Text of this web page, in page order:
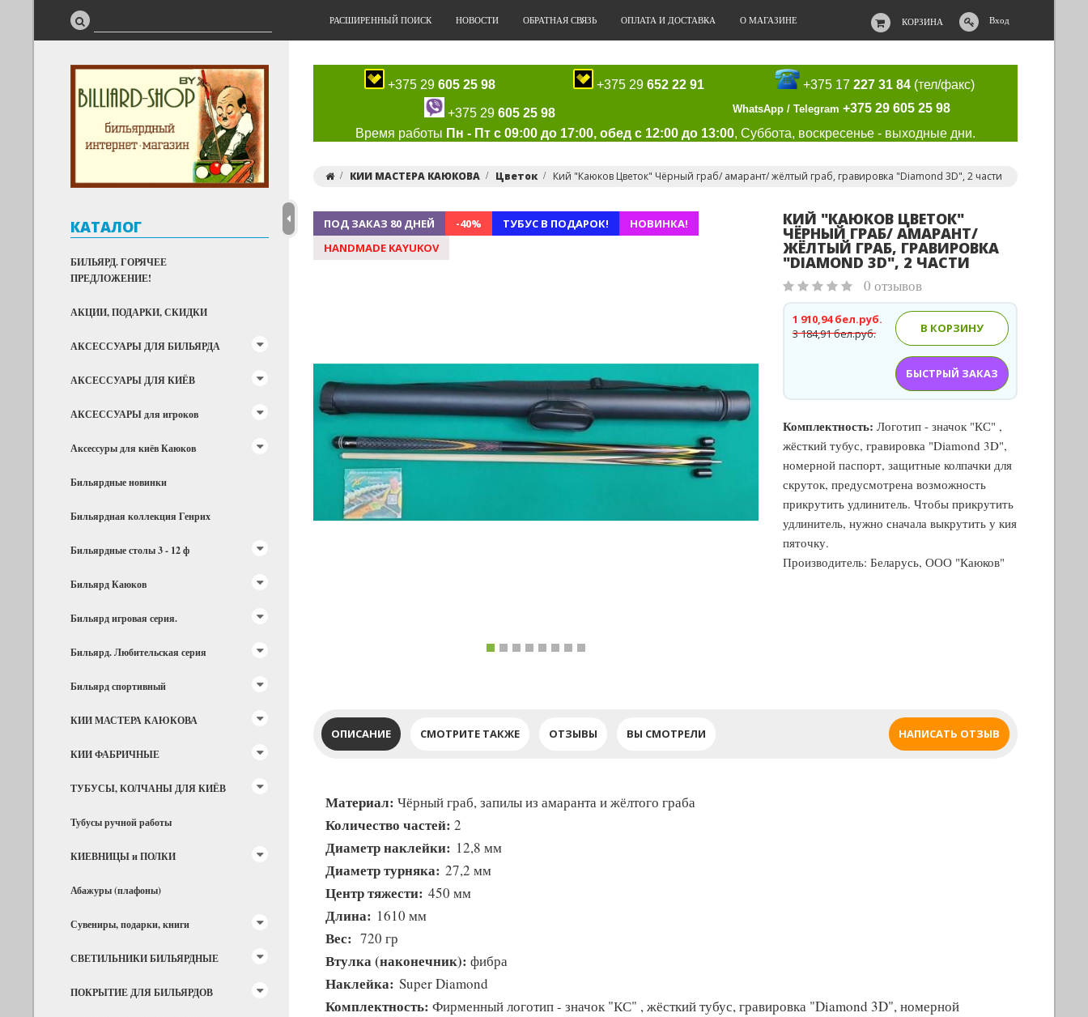
КОРЗИНА Вход
РАСШИРЕННЫЙ ПОИСК НОВОСТИ ОБРАТНАЯ СВЯЗЬ ОПЛАТА И ДОСТАВКА О МАГАЗИНЕ
КАТАЛОГ
БИЛЬЯРД. ГОРЯЧЕЕ
ПРЕДЛОЖЕНИЕ!
АКЦИИ, ПОДАРКИ, СКИДКИ
АКСЕССУАРЫ ДЛЯ БИЛЬЯРДА
АКСЕССУАРЫ ДЛЯ КИЁВ
АКСЕССУАРЫ для игроков
Аксессуры для киёв Каюков
Бильярдные новинки
Бильярдная коллекция Генрих
Бильярдные столы 3 - 12 ф
Бильярд Каюков
Бильярд игровая серия.
Бильярд. Любительская серия
Бильярд спортивный
КИИ МАСТЕРА КАЮКОВА
КИИ ФАБРИЧНЫЕ
ТУБУСЫ, КОЛЧАНЫ ДЛЯ КИЁВ
Тубусы ручной работы
КИЕВНИЦЫ и ПОЛКИ
Абажуры (плафоны)
Сувениры, подарки, книги
СВЕТИЛЬНИКИ БИЛЬЯРДНЫЕ
ПОКРЫТИЕ ДЛЯ БИЛЬЯРДОВ
+375 29 605 25 98 +375 29 652 22 91 +375 17227 31 84 (тел/факс)
+375 29 605 25 98 WhatsApp / Telegram +375 29 605 25 98
Время работы Пн - Пт с 09:00 до 17:00, обед с 12:00 до 13:00, Суббота, воскресенье - выходные дни.
КИИ МАСТЕРА КАЮКОВА Цветок Кий "Каюков Цветок" Чёрный граб/ амарант/ жёлтый граб, гравировка "Diamond 3D", 2 части
ПОД ЗАКАЗ 80 ДНЕЙ -40% ТУБУС В ПОДАРОК!
НОВИНКА!
HANDMADE KAYUKOV
КИЙ "КАЮКОВ ЦВЕТОК"
ЧЁРНЫЙ ГРАБ/ АМАРАНТ/
ЖЁЛТЫЙ ГРАБ, ГРАВИРОВКА
"DIAMOND 3D", 2 ЧАСТИ
0 отзывов
3 184,91 бел.руб.
1 910,94 бел.руб.
В КОРЗИНУ
БЫСТРЫЙ ЗАКАЗ
Комплектность: Логотип - значок "КС" ,
жёсткий тубус, гравировка "Diamond 3D",
номерной паспорт, защитные колпачки для
скруток, предусмотрена возможность
прикрутить удлинитель. Чтобы прикрутить
удлинитель, нужно сначала выкрутить у кия
пяточку.
Производитель: Беларусь, ООО "Каюков"
ОПИСАНИЕ СМОТРИТЕ ТАКЖЕ ОТЗЫВЫ НАПИСАТЬ ОТЗЫВ
ВЫ СМОТРЕЛИ
Материал: Чёрный граб, запилы из амаранта и жёлтого граба
Количество частей: 2
Диаметр наклейки: 12,8 мм
Диаметр турняка: 27,2 мм
Центр тяжести: 450 мм
Длина: 1610 мм
Вес: 720 гр
Втулка (наконечник): фибра
Наклейка: Super Diamond
Комплектность: Фирменный логотип - значок "КС" , жёсткий тубус, гравировка "Diamond 3D", номерной